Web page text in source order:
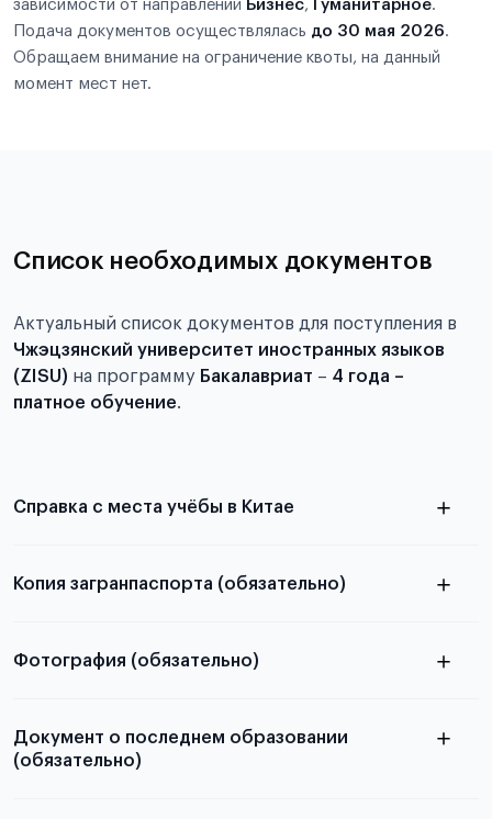
зависимости от направлений Бизнес, Гуманитарное.
Подача документов осуществлялась до 30 мая 2026.
Обращаем внимание на ограничение квоты, на данный
момент мест нет.
Список необходимых документов
Актуальный список документов для поступления в
Чжэцзянский университет иностранных языков
(ZISU) на программу Бакалавриат – 4 года –
платное обучение.
Справка с места учёбы в Китае
статье справка с места учёбы в Китае
Копия загранпаспорта (обязательно)
паспорта
Фотография (обязательно)
Документ о последнем образовании
(обязательно)